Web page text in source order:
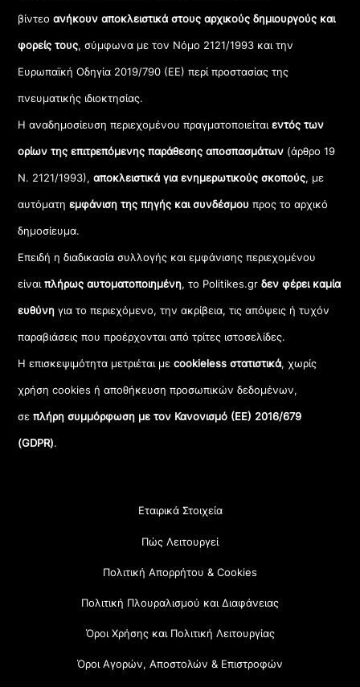
βίντεοανήκουν αποκλειστικά στους αρχικούς δημιουργούς και
φορείς τους, σύμφωνα με τον Νόμο 2121/1993 και την
Ευρωπαϊκή Οδηγία 2019/790 (ΕΕ) περί προστασίας της
πνευματικής ιδιοκτησίας.
Η αναδημοσίευση περιεχομένου πραγματοποιείταιεντός των
ορίων της επιτρεπόμενης παράθεσης αποσπασμάτων (άρθρο 19
Ν. 2121/1993), αποκλειστικά για ενημερωτικούς σκοπούς, με
αυτόματηεμφάνιση της πηγής και συνδέσμου προς το αρχικό
δημοσίευμα.
Επειδή η διαδικασία συλλογής και εμφάνισης περιεχομένου
είναιπλήρως αυτοματοποιημένη, το Politikes.grδεν φέρει καμία
ευθύνη για το περιεχόμενο, την ακρίβεια, τις απόψεις ή τυχόν
παραβιάσεις που προέρχονται από τρίτες ιστοσελίδες.
Η επισκεψιμότητα μετριέται μεcookieless στατιστικά, χωρίς
χρήση cookies ή αποθήκευση προσωπικών δεδομένων,
σεπλήρη συμμόρφωση με τον Κανονισμό (ΕΕ) 2016/679
(GDPR).
Εταιρικά Στοιχεία
Πώς Λειτουργεί
Πολιτική Απορρήτου & Cookies
Πολιτική Πλουραλισμού και Διαφάνειας
Όροι Χρήσης και Πολιτική Λειτουργίας
Όροι Αγορών, Αποστολών & Επιστροφών